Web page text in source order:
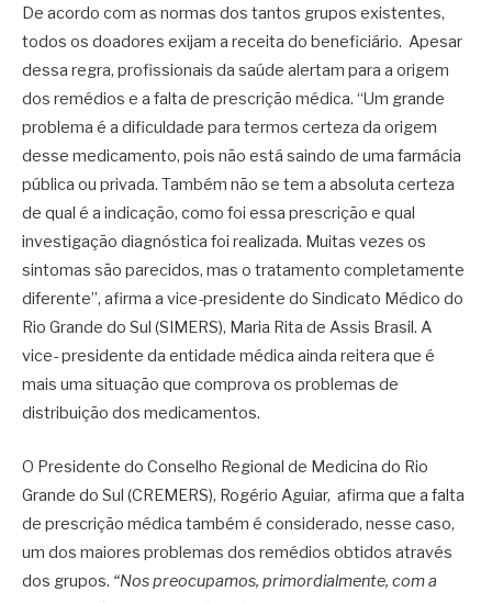
De acordo com as normas dos tantos grupos existentes,
todos os doadores exijam a receita do beneficiário. Apesar
dessa regra, profissionais da saúde alertam para a origem
dos remédios e a falta de prescrição médica. “Um grande
problema é a dificuldade para termos certeza da origem
desse medicamento, pois não está saindo de uma farmácia
pública ou privada. Também não se tem a absoluta certeza
de qual é a indicação, como foi essa prescrição e qual
investigação diagnóstica foi realizada. Muitas vezes os
sintomas são parecidos, mas o tratamento completamente
diferente”, afirma a vice-presidente do Sindicato Médico do
Rio Grande do Sul (SIMERS), Maria Rita de Assis Brasil. A
vice- presidente da entidade médica ainda reitera que é
mais uma situação que comprova os problemas de
distribuição dos medicamentos.
O Presidente do Conselho Regional de Medicina do Rio
Grande do Sul (CREMERS), Rogério Aguiar, afirma que a falta
de prescrição médica também é considerado, nesse caso,
um dos maiores problemas dos remédios obtidos através
dos grupos. “Nos preocupamos, primordialmente, com a